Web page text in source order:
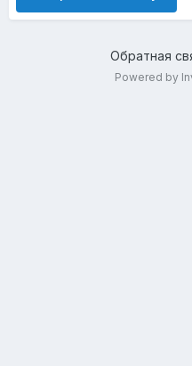
Обратная
Powered by